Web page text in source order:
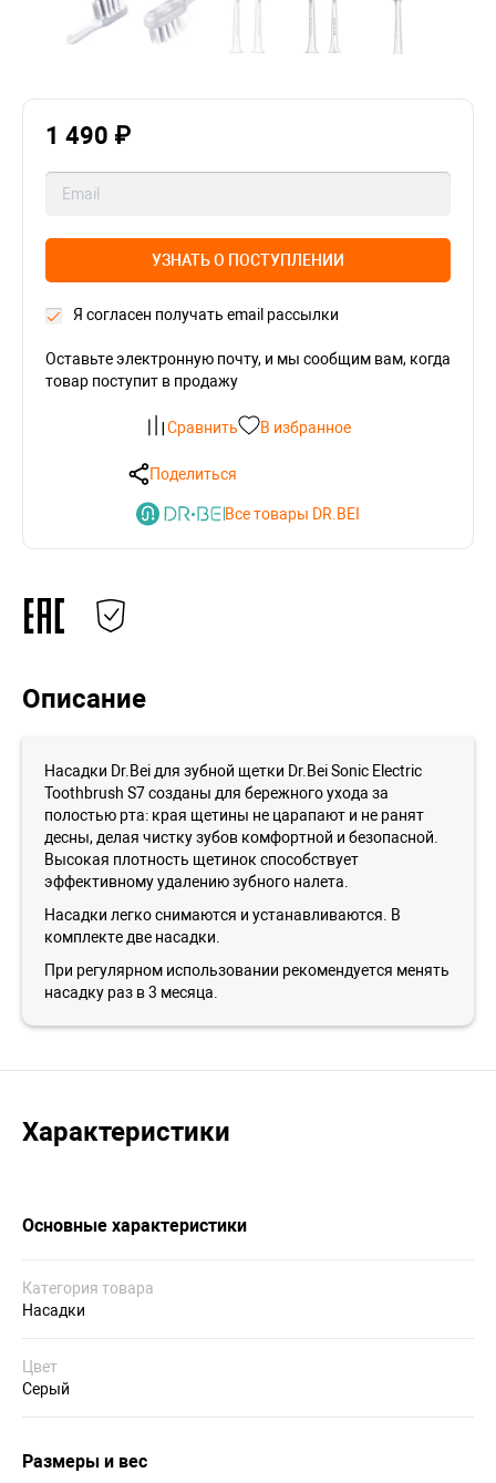
1 490 ₽
УЗНАТЬ О ПОСТУПЛЕНИИ
Я согласен получать email рассылки
Оставьте электронную почту, и мы сообщим вам, когда
товар поступит в продажу
Сравнить В избранное
Поделиться
Все товары DR.BEI
Описание
Насадки Dr.Bei для зубной щетки Dr.Bei Sonic Electric
Toothbrush S7 созданы для бережного ухода за
полостью рта: края щетины не царапают и не ранят
десны, делая чистку зубов комфортной и безопасной.
Высокая плотность щетинок способствует
эффективному удалению зубного налета.
Насадки легко снимаются и устанавливаются. В
комплекте две насадки.
При регулярном использовании рекомендуется менять
насадку раз в 3 месяца.
Характеристики
Основные характеристики
Категория товара
Насадки
Цвет
Серый
Размеры и вес